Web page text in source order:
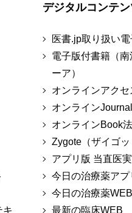
キ
デジタルコンテン
医書.jp取り扱い
電子版付書籍（南
ーア）
オンラインアク
オンライン
オンラインBook
Zygote（ザイゴッ
アプリ版 当直医
今日の治療薬アプ
今日の治療薬WEB
最新の臨床WEB